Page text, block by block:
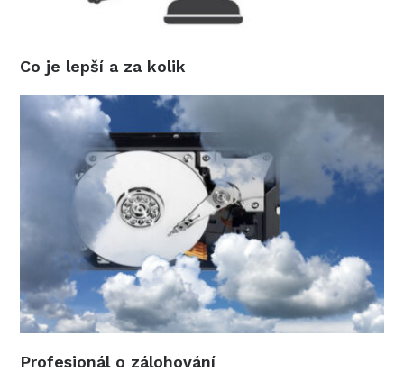
Co je lepší a za kolik
Profesionál o zálohování